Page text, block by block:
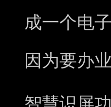
成一个电
因为要办